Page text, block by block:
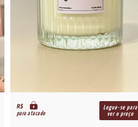
R$
para atacado
Logue-se para
ver o preço